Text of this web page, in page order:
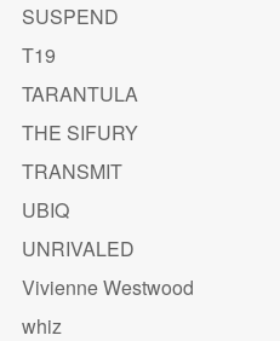
SUSPEND
T19
TARANTULA
THE SIFURY
TRANSMIT
UBIQ
UNRIVALED
Vivienne Westwood
whiz